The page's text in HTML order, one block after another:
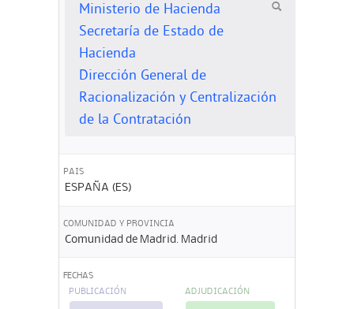
Ministerio de Hacienda
Secretaría de Estado de
Hacienda
Dirección General de
Racionalización y Centralización
de la Contratación
PAIS
ESPAÑA (ES)
COMUNIDAD Y PROVINCIA
Comunidad de Madrid. Madrid
FECHAS
PUBLICACIÓN ADJUDICACIÓN